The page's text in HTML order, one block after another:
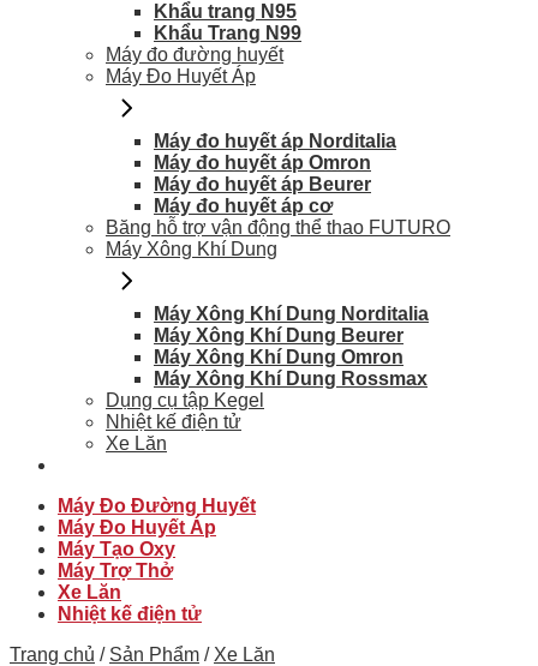
Khẩu trang N95
Khẩu Trang N99
Máy đo đường huyết
Máy Đo Huyết Áp
Máy đo huyết áp Norditalia
Máy đo huyết áp Omron
Máy đo huyết áp Beurer
Máy đo huyết áp cơ
Băng hỗ trợ vận động thể thao FUTURO
Máy Xông Khí Dung
Máy Xông Khí Dung Norditalia
Máy Xông Khí Dung Beurer
Máy Xông Khí Dung Omron
Máy Xông Khí Dung Rossmax
Dụng cụ tập Kegel
Nhiệt kế điện tử
Xe Lăn
Máy Đo Đường Huyết
Máy Đo Huyết Áp
Máy Tạo Oxy
Máy Trợ Thở
Xe Lăn
Nhiệt kế điện tử
Trang chủ / Sản Phẩm / Xe Lăn